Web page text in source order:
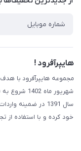
راهنما
هایپرآفرود !
مجموعه هایپرآفرود با
شهریور
سال 1391 در
خود کرده و با استفاده از